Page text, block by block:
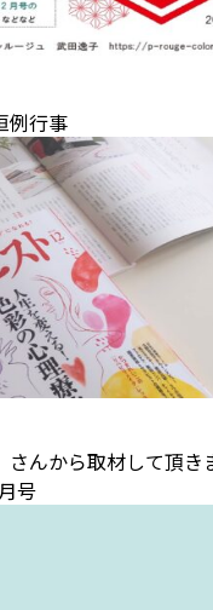
例行事
さんから取材して頂き
号